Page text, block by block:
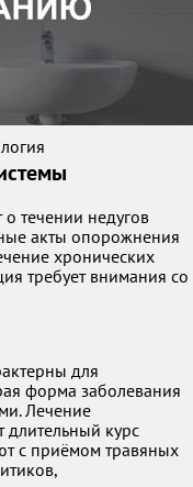
о течении недугов
акты опорожнения
хронических
требует внимания со
для
форма заболевания
Лечение
длительный курс
с приёмом травяных